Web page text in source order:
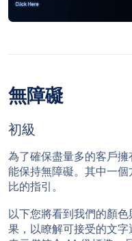
無障礙
初級
為了確保盡量多的客戶
能保持無障礙。其中一個
比的指引。
以下您將看到我們的顏
果，以瞭解可接受的文字